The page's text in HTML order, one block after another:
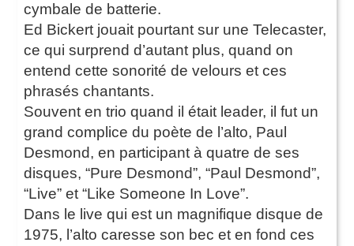
cymbale de batterie.
Ed Bickert jouait pourtant sur une Telecaster,
ce qui surprend d’autant plus, quand on
entend cette sonorité de velours et ces
phrasés chantants.
Souvent en trio quand il était leader, il fut un
grand complice du poète de l’alto, Paul
Desmond, en participant à quatre de ses
disques, “Pure Desmond”, “Paul Desmond”,
“Live” et “Like Someone In Love”.
Dans le live qui est un magnifique disque de
1975, l’alto caresse son bec et en fond ces